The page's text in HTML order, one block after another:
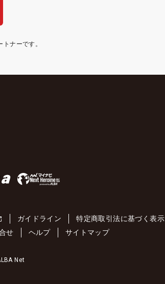
ナーです。
ガイドライン
特定商取引法に基づく表示
せ ヘルプ サイトマップ
Net